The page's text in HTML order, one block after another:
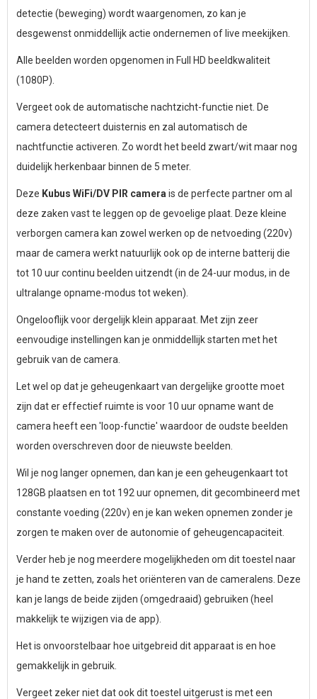
detectie (beweging) wordt waargenomen, zo kan je
desgewenst onmiddellijk actie ondernemen of live meekijken.
Alle beelden worden opgenomen in Full HD beeldkwaliteit
(1080P).
Vergeet ook de automatische nachtzicht-functie niet. De
camera detecteert duisternis en zal automatisch de
nachtfunctie activeren. Zo wordt het beeld zwart/wit maar nog
duidelijk herkenbaar binnen de 5 meter.
Deze Kubus WiFi/DV PIR camera is de perfecte partner om al
deze zaken vast te leggen op de gevoelige plaat. Deze kleine
verborgen camera kan zowel werken op de netvoeding (220v)
maar de camera werkt natuurlijk ook op de interne batterij die
tot 10 uur continu beelden uitzendt (in de 24-uur modus, in de
ultralange opname-modus tot weken).
Ongelooflijk voor dergelijk klein apparaat. Met zijn zeer
eenvoudige instellingen kan je onmiddellijk starten met het
gebruik van de camera.
Let wel op dat je geheugenkaart van dergelijke grootte moet
zijn dat er effectief ruimte is voor 10 uur opname want de
camera heeft een 'loop-functie' waardoor de oudste beelden
worden overschreven door de nieuwste beelden.
Wil je nog langer opnemen, dan kan je een geheugenkaart tot
128GB plaatsen en tot 192 uur opnemen, dit gecombineerd met
constante voeding (220v) en je kan weken opnemen zonder je
zorgen te maken over de autonomie of geheugencapaciteit.
Verder heb je nog meerdere mogelijkheden om dit toestel naar
je hand te zetten, zoals het oriënteren van de cameralens. Deze
kan je langs de beide zijden (omgedraaid) gebruiken (heel
makkelijk te wijzigen via de app).
Het is onvoorstelbaar hoe uitgebreid dit apparaat is en hoe
gemakkelijk in gebruik.
Vergeet zeker niet dat ook dit toestel uitgerust is met een